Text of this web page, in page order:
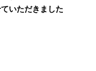
いただきました